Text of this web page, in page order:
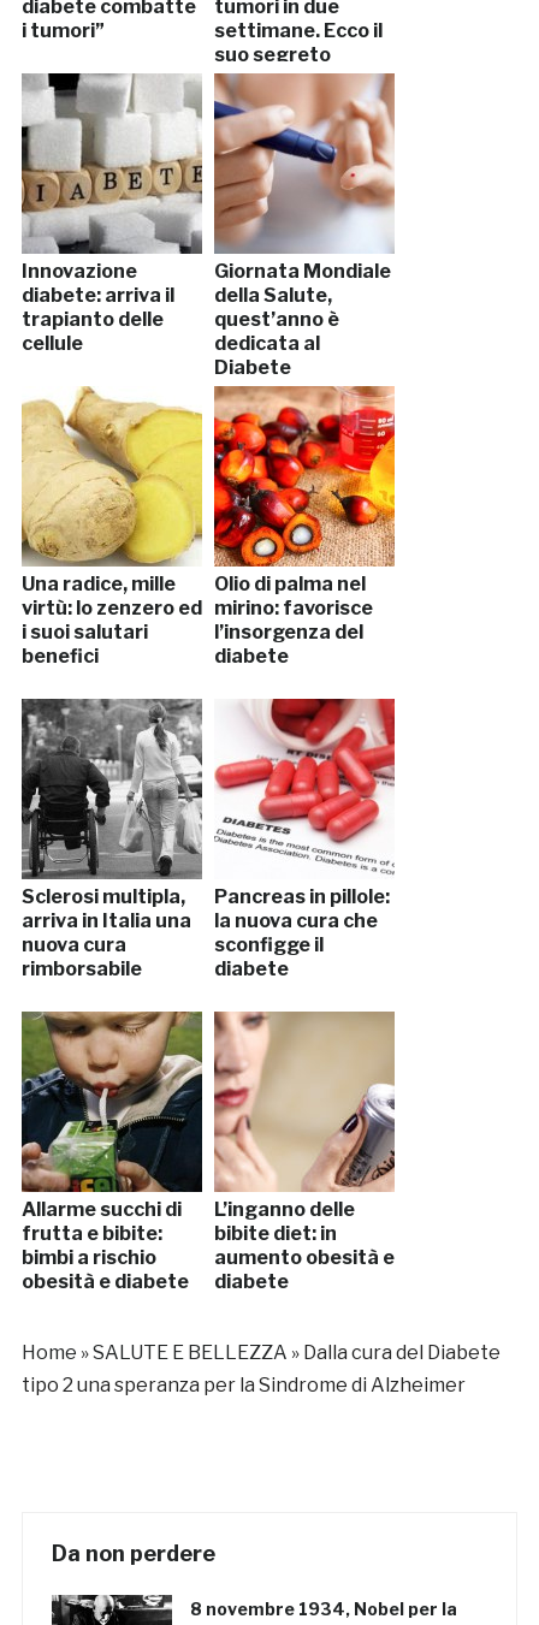
diabete combatte
i tumori”
tumori in due
settimane. Ecco il
suo segreto
Innovazione
diabete: arriva il
trapianto delle
cellule
Giornata Mondiale
della Salute,
quest’anno è
dedicata al
Diabete
Una radice, mille
virtù: lo zenzero ed
i suoi salutari
benefici
Olio di palma nel
mirino: favorisce
l’insorgenza del
diabete
Sclerosi multipla,
arriva in Italia una
nuova cura
rimborsabile
Pancreas in pillole:
la nuova cura che
sconfigge il
diabete
Allarme succhi di
frutta e bibite:
bimbi a rischio
obesità e diabete
L’inganno delle
bibite diet: in
aumento obesità e
diabete
Home »SALUTE E BELLEZZA » Dalla cura del Diabete
tipo 2 una speranza per la Sindrome di Alzheimer
Da non perdere
8 novembre 1934, Nobel per la